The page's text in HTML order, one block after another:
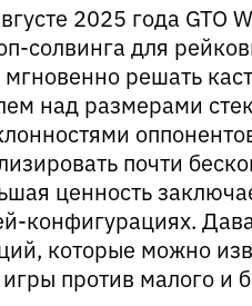
2025 года GTO
солвинга для
решать
над размерами
почти
ценность
конфигурациях.
которые можно
игры против малого и